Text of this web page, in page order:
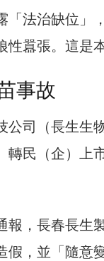
「法治缺位」
囂張。這是
事故
公司（長生生
轉民（企）上
報，長春長生
假，並「隨意